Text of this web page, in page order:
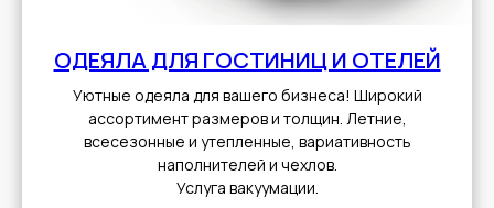
ОДЕЯЛА ДЛЯ ГОСТИНИЦ И ОТЕЛЕЙ
Уютные одеяла для вашего бизнеса! Широкий
ассортимент размеров и толщин. Летние,
всесезонные и утепленные, вариативность
наполнителей и чехлов.
Услуга вакуумации.